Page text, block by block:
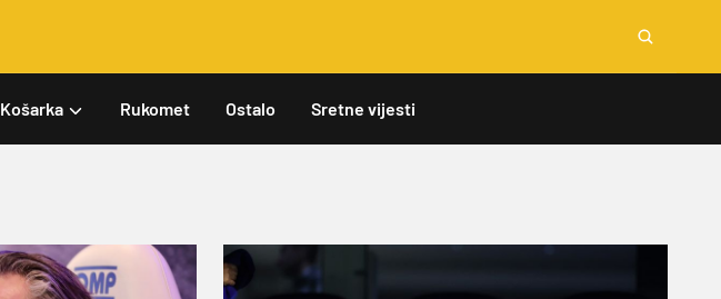
Košarka Rukomet Ostalo Sretne vijesti